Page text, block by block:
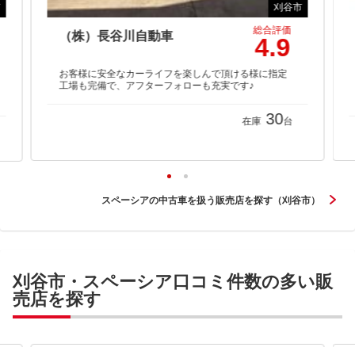
刈谷市
（株）長谷川自動車 総合評価
4.9
お客様に安全なカーライフを楽しんで頂ける様に指定
工場も完備で、アフターフォローも充実です♪
在庫 30台
スペーシアの中古車を扱う販売店を探す（刈谷市）
刈谷市・スペーシア口コミ件数の多い販
売店を探す